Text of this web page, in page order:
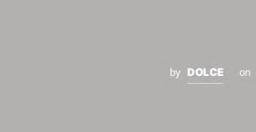
by DOLCE on